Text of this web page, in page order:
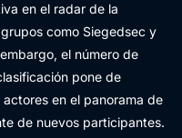
en el radar de la
como Siegedsec y
el número de
pone de
en el panorama de
de nuevos participantes.